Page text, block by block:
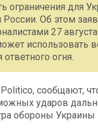
ограничения для
России. Об этом
27
огня.
сообщают,
ударов
обороны Украины